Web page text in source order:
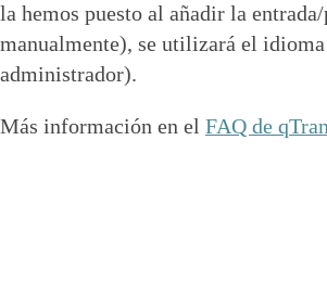
la hemos puesto al añadir la
manualmente), se utilizará el
administrador).
Más información en el FAQ de